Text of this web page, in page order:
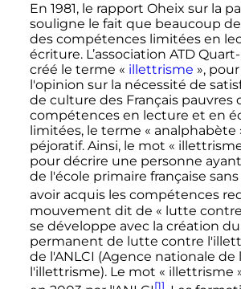
En 1981, le rapport Oheix sur la
souligne le fait que beaucoup
des compétences limitées en
écriture. L’association ATD
créé le terme « illettrisme »,
l'opinion sur la nécessité de
de culture des Français pauvres
compétences en lecture et en
limitées, le terme « analphabète
péjoratif. Ainsi, le mot «
pour décrire une personne
de l'école primaire française
avoir acquis les compétences
mouvement dit de « lutte
se développe avec la création du
permanent de lutte contre
de l'ANLCI (Agence nationale
l'illettrisme). Le mot « illettrisme
[1]